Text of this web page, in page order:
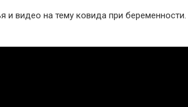
и видео на тему ковида при беременности.